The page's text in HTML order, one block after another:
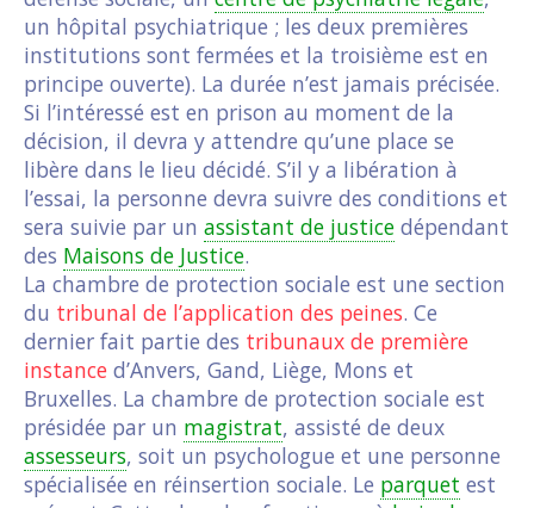
un hôpital psychiatrique ; les deux premières
institutions sont fermées et la troisième est en
principe ouverte). La durée n’est jamais précisée.
Si l’intéressé est en prison au moment de la
décision, il devra y attendre qu’une place se
libère dans le lieu décidé. S’il y a libération à
l’essai, la personne devra suivre des conditions et
sera suivie par un assistant de justice dépendant
des Maisons de Justice.
La chambre de protection sociale est une section
du tribunal de l’application des peines. Ce
dernier fait partie des tribunaux de première
instance d’Anvers, Gand, Liège, Mons et
Bruxelles. La chambre de protection sociale est
présidée par un magistrat, assisté de deux
assesseurs, soit un psychologue et une personne
spécialisée en réinsertion sociale. Le parquet est